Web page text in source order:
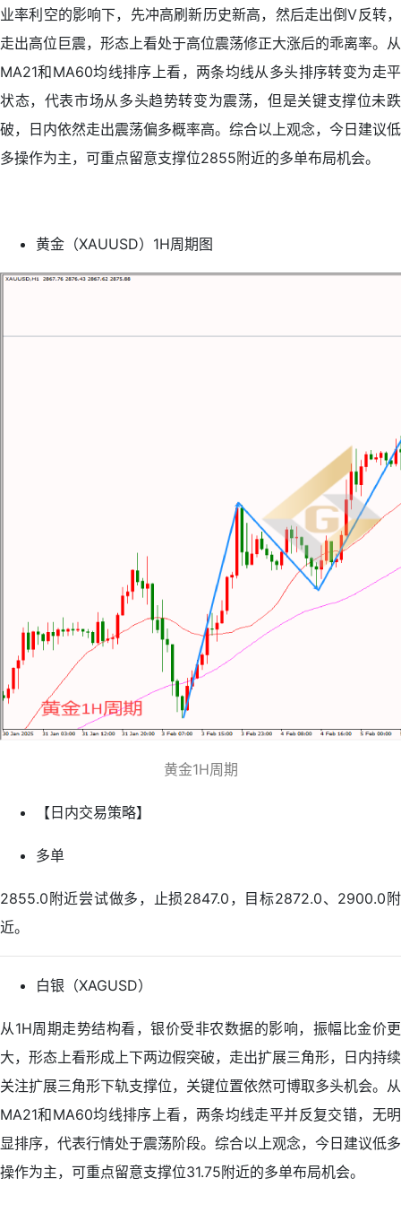
业率利空的影响下，先冲高刷新历史新高，然后走出倒V反转，
走出高位巨震，形态上看处于高位震荡修正大涨后的乖离率。从
MA21和MA60均线排序上看，两条均线从多头排序转变为走平
状态，代表市场从多头趋势转变为震荡，但是关键支撑位未跌
破，日内依然走出震荡偏多概率高。综合以上观念，今日建议低
多操作为主，可重点留意支撑位2855附近的多单布局机会。
黄金（XAUUSD）1H周期图
黄金1H周期
【日内交易策略】
多单
2855.0附近尝试做多，止损2847.0，目标2872.0、2900.0附
近。
白银（XAGUSD）
从1H周期走势结构看，银价受非农数据的影响，振幅比金价更
大，形态上看形成上下两边假突破，走出扩展三角形，日内持续
关注扩展三角形下轨支撑位，关键位置依然可博取多头机会。从
MA21和MA60均线排序上看，两条均线走平并反复交错，无明
显排序，代表行情处于震荡阶段。综合以上观念，今日建议低多
操作为主，可重点留意支撑位31.75附近的多单布局机会。